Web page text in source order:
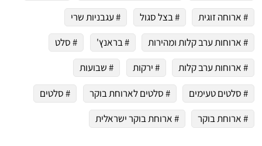
# ארוחה זוגית
# בצל סגול
# עגבניות שרי
# ארוחות ערב קלות ומהירות
# בראנץ'
# סלט
# ארוחות ערב קלות
# ירקות
# שבועות
# סלטים טעימים
# סלטים לארוחת בוקר
# סלטים
# ארוחת בוקר
# ארוחת בוקר ישראלית